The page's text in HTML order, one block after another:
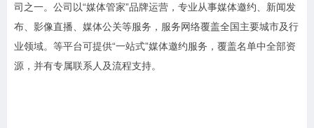
司之一。公司以“媒体管家”品牌运营，专业从事媒体邀约、新闻发
布、影像直播、媒体公关等服务，服务网络覆盖全国主要城市及行
业领域。等平台可提供“一站式”媒体邀约服务，覆盖名单中全部资
源，并有专属联系人及流程支持。